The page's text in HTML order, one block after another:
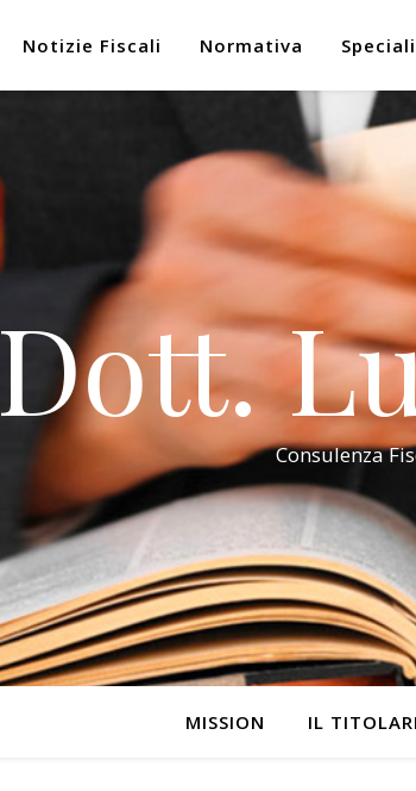
Notizie Fiscali Normativa Speciali
Dott.
Consulenza
MISSION IL